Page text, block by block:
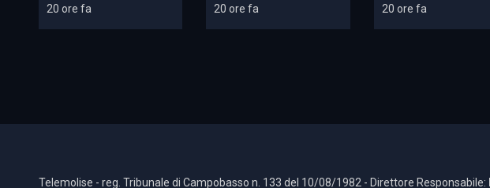
20 ore fa 20 ore fa 20 ore fa
Telemolise - reg. Tribunale di Campobasso n. 133 del 10/08/1982 - Direttore Responsabile: